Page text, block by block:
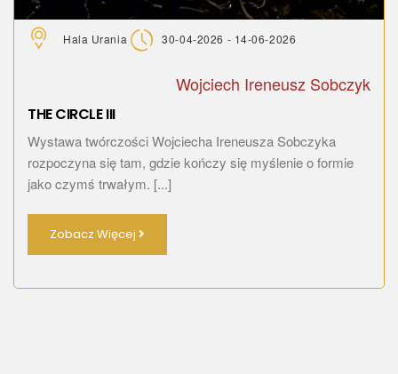
Hala Urania 30-04-2026 - 14-06-2026
Wojciech Ireneusz Sobczyk
THE CIRCLE III
Wystawa twórczości Wojciecha Ireneusza Sobczyka
rozpoczyna się tam, gdzie kończy się myślenie o formie
jako czymś trwałym. [...]
Zobacz Więcej